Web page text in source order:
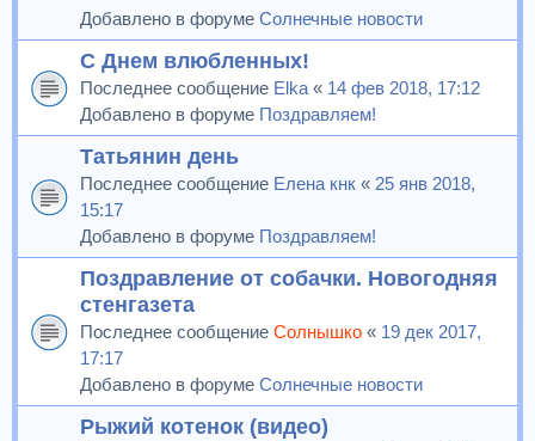
Добавлено в форуме Солнечные новости
С Днем влюбленных!
Последнее сообщение Elka « 14 фев 2018, 17:12
Добавлено в форуме Поздравляем!
Татьянин день
Последнее сообщение Елена кнк « 25 янв 2018,
15:17
Добавлено в форуме Поздравляем!
Поздравление от собачки. Новогодняя
стенгазета
Последнее сообщение Солнышко « 19 дек 2017,
17:17
Добавлено в форуме Солнечные новости
Рыжий котенок (видео)